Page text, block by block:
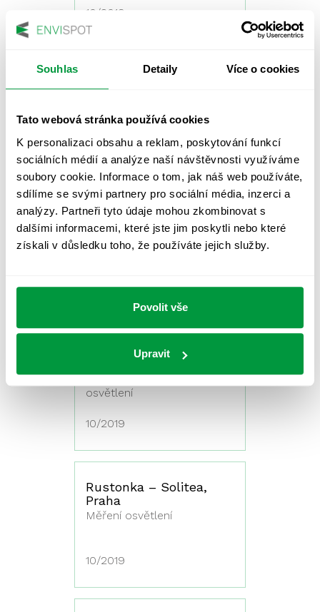
Souhlas Detaily Více o cookies
Tato webová stránka používá cookies
K personalizaci obsahu a reklam, poskytování funkcí
sociálních médií a analýze naší návštěvnosti využíváme
soubory cookie. Informace o tom, jak náš web používáte,
sdílíme se svými partnery pro sociální média, inzerci a
analýzy. Partneři tyto údaje mohou zkombinovat s
dalšími informacemi, které jste jim poskytli nebo které
získali v důsledku toho, že používáte jejich služby.
Povolit vše
Upravit
10/2019
Magneton, Kroměříž
10/2019
Kaufland Mariánské
Lázně
Kontrola nouzového
10/2019
Kaufland Třebíč
Kontrola nouzového
osvětlení
10/2019
Rustonka – Solitea,
Praha
Měření osvětlení
10/2019